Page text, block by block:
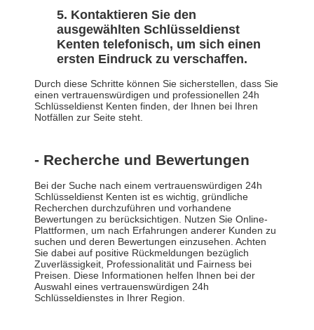
Kontaktieren Sie den
ausgewählten Schlüsseldienst
Kenten telefonisch, um sich einen
ersten Eindruck zu verschaffen.
Durch diese Schritte können Sie sicherstellen, dass Sie
einen vertrauenswürdigen und professionellen 24h
Schlüsseldienst Kenten finden, der Ihnen bei Ihren
Notfällen zur Seite steht.
- Recherche und Bewertungen
Bei der Suche nach einem vertrauenswürdigen 24h
Schlüsseldienst Kenten ist es wichtig, gründliche
Recherchen durchzuführen und vorhandene
Bewertungen zu berücksichtigen. Nutzen Sie Online-
Plattformen, um nach Erfahrungen anderer Kunden zu
suchen und deren Bewertungen einzusehen. Achten
Sie dabei auf positive Rückmeldungen bezüglich
Zuverlässigkeit, Professionalität und Fairness bei
Preisen. Diese Informationen helfen Ihnen bei der
Auswahl eines vertrauenswürdigen 24h
Schlüsseldienstes in Ihrer Region.